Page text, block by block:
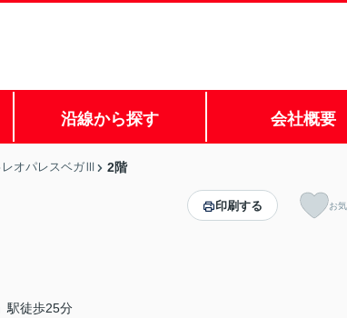
沿線から探す 会社概要
レオパレスベガⅢ 2階
駅徒歩25分
印刷する お